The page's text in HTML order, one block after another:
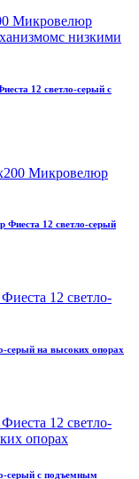
12 светло-серый с
Фиеста 12 светло-серый
серый на высоких опорах
серый с подъемным